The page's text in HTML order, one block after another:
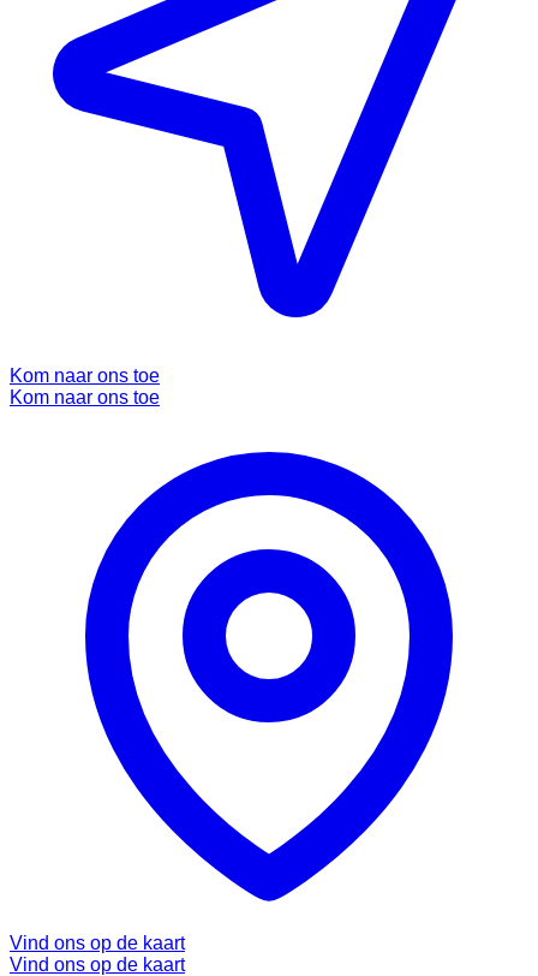
Kom naar ons toe
Kom naar ons toe
Vind ons op de kaart
Vind ons op de kaart